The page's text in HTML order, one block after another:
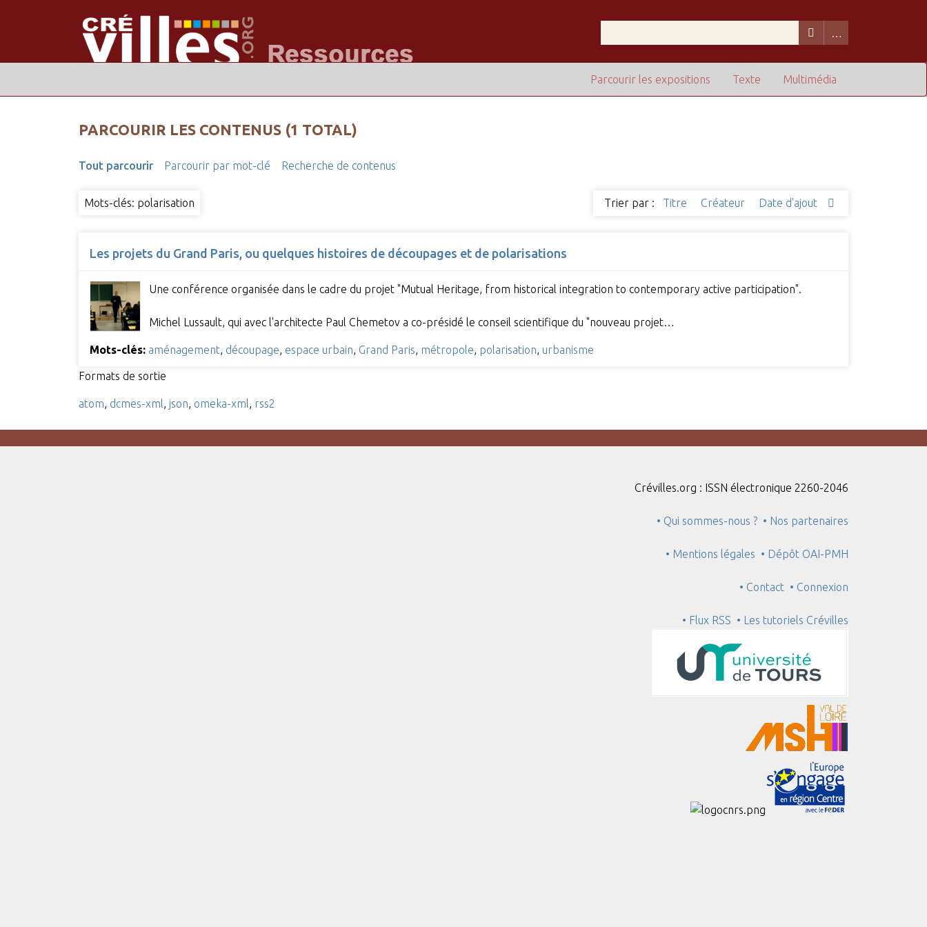
Multimédia
Texte
Parcourir les expositions
PARCOURIR LES CONTENUS (1 TOTAL)
Tout parcourir Parcourir par mot-clé Recherche de contenus
Mots-clés: polarisation Trier par : Titre Créateur Date d'ajout
Les projets du Grand Paris, ou quelques histoires de découpages et de polarisations
Une conférence organisée dans le cadre du projet "Mutual Heritage, from historical integration to contemporary active participation".
Michel Lussault, qui avec l'architecte Paul Chemetov a co-présidé le conseil scientifique du "nouveau projet…
Mots-clés: aménagement, découpage espace urbain Grand Paris métropole polarisation urbanisme
Formats de sortie
atom dcmes-xml json omeka-xml rss2
Crévilles.org : ISSN électronique 2260-2046
• Qui sommes-nous ? • Nos partenaires
• Mentions légales • Dépôt OAI-PMH
• Contact • Connexion
• Flux RSS • Les tutoriels Crévilles